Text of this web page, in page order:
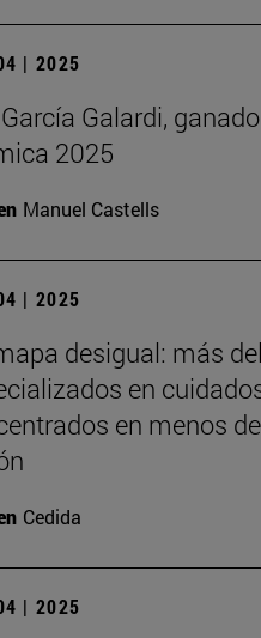
| 2025
Galardi,
2025
Manuel Castells
| 2025
desigual: más
en
en menos
Cedida
| 2025